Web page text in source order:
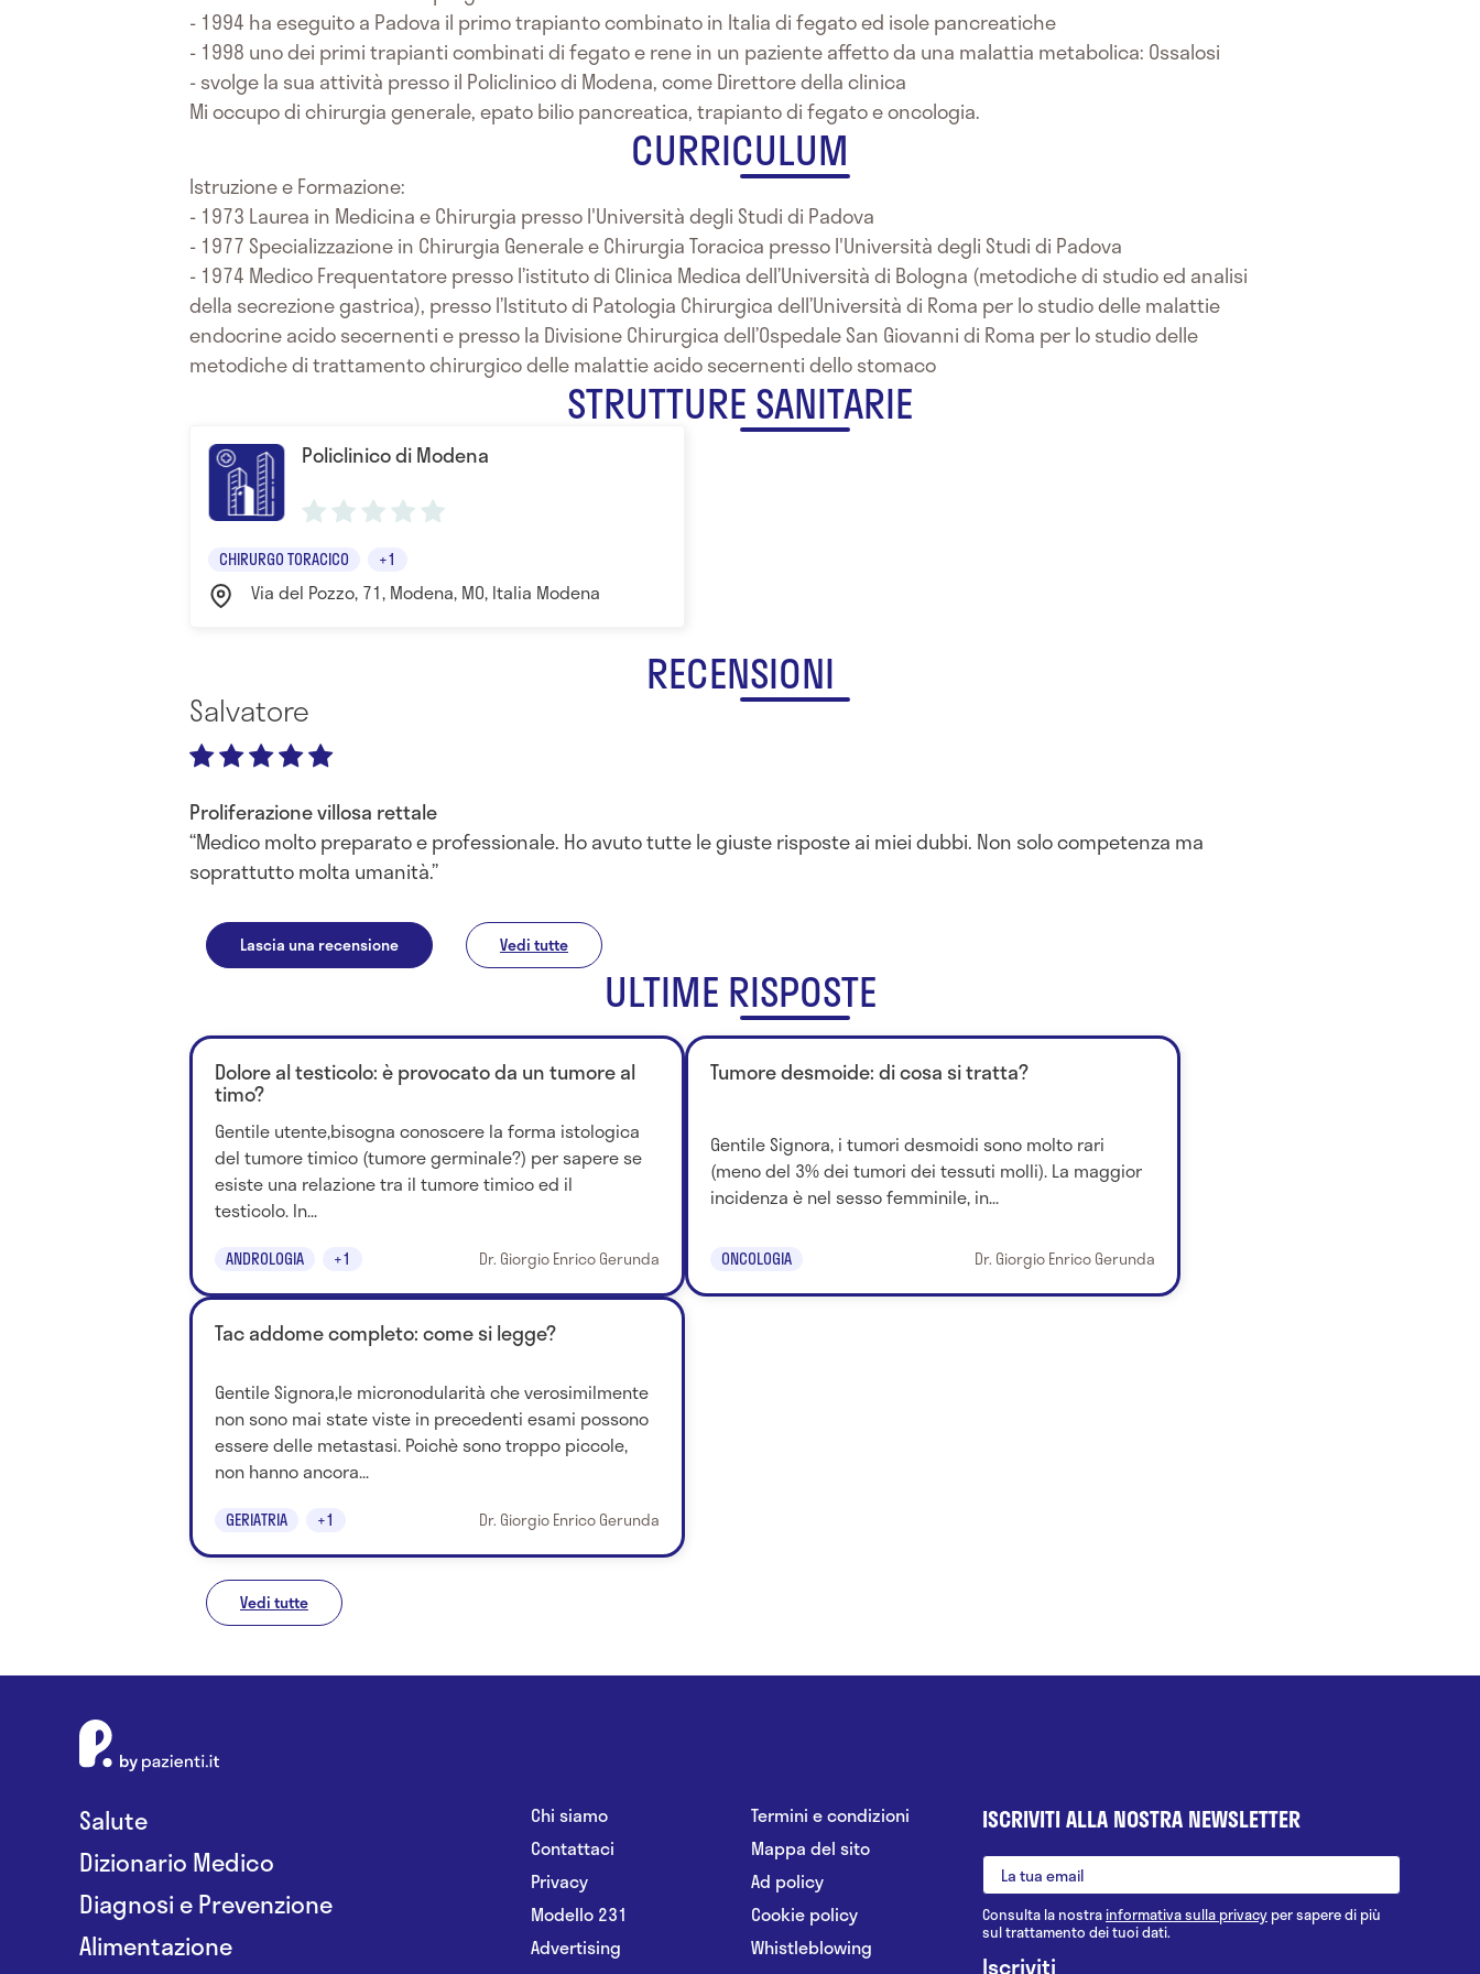
- 1994 ha eseguito a Padova il primo trapianto combinato in Italia di fegato ed isole pancreatiche
- 1998 uno dei primi trapianti combinati di fegato e rene in un paziente affetto da una malattia metabolica: Ossalosi
- svolge la sua attività presso il Policlinico di Modena, come Direttore della clinica
Mi occupo di chirurgia generale, epato bilio pancreatica, trapianto di fegato e oncologia.
CURRICULUM
Istruzione e Formazione:
- 1973 Laurea in Medicina e Chirurgia presso l'Università degli Studi di Padova
- 1977 Specializzazione in Chirurgia Generale e Chirurgia Toracica presso l'Università degli Studi di Padova
- 1974 Medico Frequentatore presso l’istituto di Clinica Medica dell’Università di Bologna (metodiche di studio ed analisi
della secrezione gastrica), presso l’Istituto di Patologia Chirurgica dell’Università di Roma per lo studio delle malattie
endocrine acido secernenti e presso la Divisione Chirurgica dell’Ospedale San Giovanni di Roma per lo studio delle
metodiche di trattamento chirurgico delle malattie acido secernenti dello stomaco
STRUTTURE SANITARIE
Policlinico di Modena
CHIRURGO TORACICO +1
Via del Pozzo, 71, Modena, MO, Italia Modena
RECENSIONI
Salvatore
Proliferazione villosa rettale
Medico molto preparato e professionale. Ho avuto tutte le giuste risposte ai miei dubbi. Non solo competenza ma
soprattutto molta umanità.
Lascia una recensione Vedi tutte
ULTIME RISPOSTE
Dolore al testicolo: è provocato da un tumore al
timo?
Gentile utente,bisogna conoscere la forma istologica
del tumore timico (tumore germinale?) per sapere se
esiste una relazione tra il tumore timico ed il
testicolo. In...
ANDROLOGIA +1 Dr. Giorgio Enrico Gerunda
Tumore desmoide: di cosa si tratta?
Gentile Signora, i tumori desmoidi sono molto rari
(meno del 3% dei tumori dei tessuti molli). La maggior
incidenza è nel sesso femminile, in...
ONCOLOGIA Dr. Giorgio Enrico Gerunda
Tac addome completo: come si legge?
Gentile Signora,le micronodularità che verosimilmente
non sono mai state viste in precedenti esami possono
essere delle metastasi. Poichè sono troppo piccole,
non hanno ancora...
GERIATRIA +1 Dr. Giorgio Enrico Gerunda
Vedi tutte
Salute
Dizionario Medico
Diagnosi e Prevenzione
Alimentazione
Chi siamo
Contattaci
Privacy
Modello 231
Advertising
Termini e condizioni
Mappa del sito
Ad policy
Cookie policy
Whistleblowing
ISCRIVITI ALLA NOSTRA NEWSLETTER
Consulta la nostrainformativa sulla privacy per sapere di più
sul trattamento dei tuoi dati.